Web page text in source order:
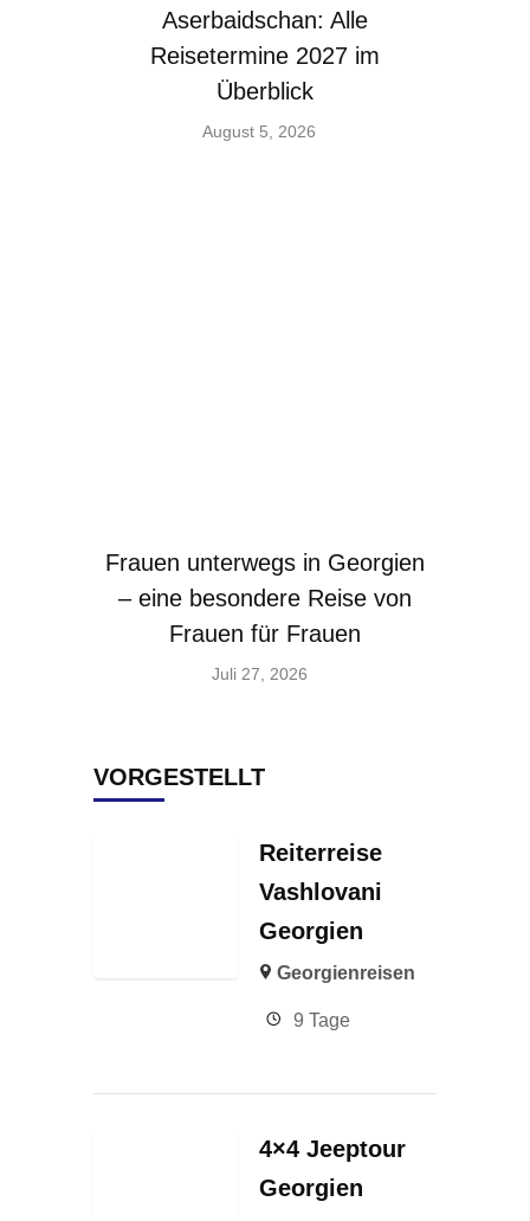
Aserbaidschan: Alle
Reisetermine 2027 im
Überblick
August 5, 2026
Frauen unterwegs in Georgien
– eine besondere Reise von
Frauen für Frauen
Juli 27, 2026
VORGESTELLT
Reiterreise
Vashlovani
Georgien
Georgienreisen
9 Tage
4×4 Jeeptour
Georgien